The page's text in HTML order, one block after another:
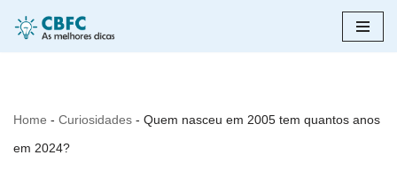
Pular
Home - Curiosidades - Quem nasceu em 2005 tem quantos anos
em 2024?